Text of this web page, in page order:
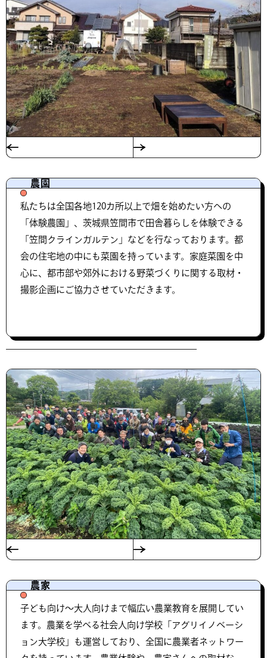
農園
私たちは全国各地120カ所以上で畑を始めたい方への
「体験農園」、茨城県笠間市で田舎暮らしを体験できる
「笠間クラインガルテン」などを行なっております。都
会の住宅地の中にも菜園を持っています。家庭菜園を中
心に、都市部や郊外における野菜づくりに関する取材・
撮影企画にご協力させていただきます。
農家
子ども向け～大人向けまで幅広い農業教育を展開してい
ます。農業を学べる社会人向け学校「アグリイノベーシ
ョン大学校」も運営しており、全国に農業者ネットワー